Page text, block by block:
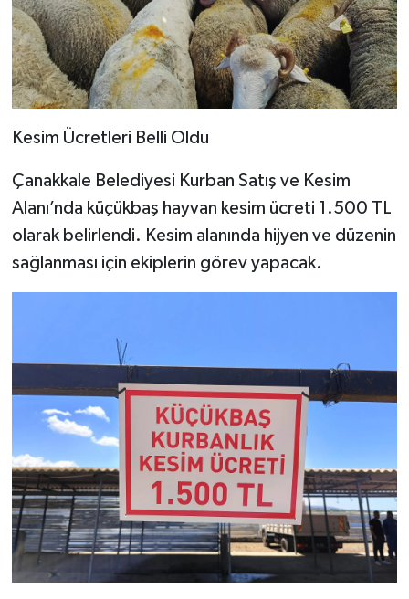
Kesim Ücretleri Belli Oldu
Çanakkale Belediyesi Kurban Satış ve Kesim
Alanı’nda küçükbaş hayvan kesim ücreti 1.500 TL
olarak belirlendi. Kesim alanında hijyen ve düzenin
sağlanması için ekiplerin görev yapacak.